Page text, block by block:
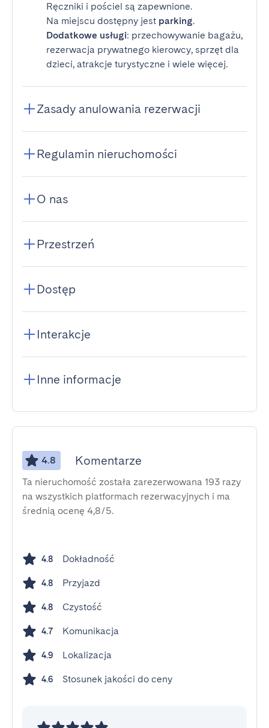
Ręczniki i pościel są zapewnione.
Na miejscu dostępny jest parking.
Dodatkowe usługi: przechowywanie bagażu,
rezerwacja prywatnego kierowcy, sprzęt dla
dzieci, atrakcje turystyczne i wiele więcej.
Zasady anulowania rezerwacji
Regulamin nieruchomości
O nas
Przestrzeń
Dostęp
Interakcje
Inne informacje
4.8 Komentarze
Ta nieruchomość została zarezerwowana 193 razy
na wszystkich platformach rezerwacyjnych i ma
średnią ocenę 4,8/5.
4.8 Dokładność
4.8 Przyjazd
4.8 Czystość
4.7 Komunikacja
4.9 Lokalizacja
4.6 Stosunek jakości do ceny